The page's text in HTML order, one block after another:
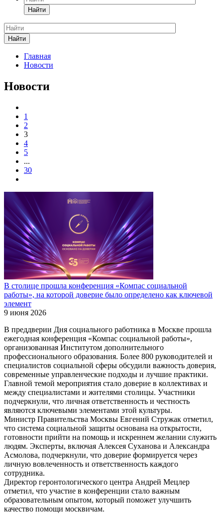
Найти
Найти
Главная
Новости
Новости
1
2
3
4
5
...
30
В столице прошла конференция «Компас социальной
работы», на которой доверие было определено как ключевой
элемент
9 июня 2026
В преддверии Дня социального работника в Москве прошла
ежегодная конференция «Компас социальной работы»,
организованная Институтом дополнительного
профессионального образования. Более 800 руководителей и
специалистов социальной сферы обсудили важность доверия,
современные управленческие подходы и лучшие практики.
Главной темой мероприятия стало доверие в коллективах и
между специалистами и жителями столицы. Участники
подчеркнули, что личная ответственность и честность
являются ключевыми элементами этой культуры.
Министр Правительства Москвы Евгений Стружак отметил,
что система социальной защиты основана на открытости,
готовности прийти на помощь и искреннем желании служить
людям. Эксперты, включая Алексея Суханова и Александра
Асмолова, подчеркнули, что доверие формируется через
личную вовлеченность и ответственность каждого
сотрудника.
Директор геронтологического центра Андрей Мецлер
отметил, что участие в конференции стало важным
образовательным опытом, который поможет улучшить
качество помощи москвичам.